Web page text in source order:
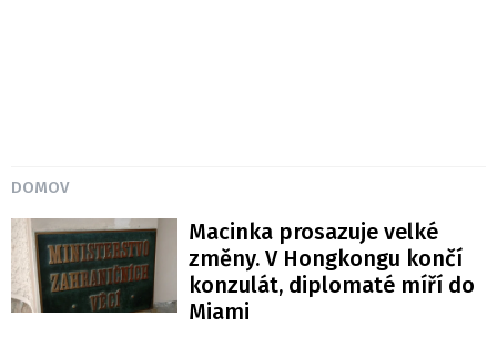
DOMOV
Macinka prosazuje velké
změny. V Hongkongu končí
konzulát, diplomaté míří do
Miami